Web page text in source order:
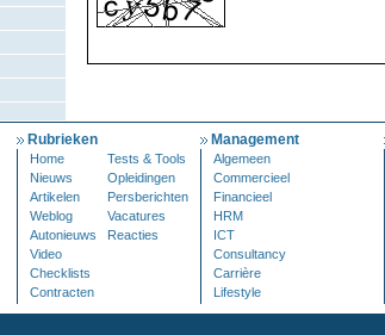
Rubrieken
Home
Tests & Tools
Nieuws
Opleidingen
Artikelen
Persberichten
Weblog
Vacatures
Autonieuws
Reacties
Video
Checklists
Contracten
Management
Algemeen
Commercieel
Financieel
HRM
ICT
Consultancy
Carrière
Lifestyle